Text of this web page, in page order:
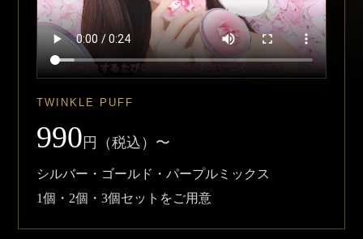
TWINKLE PUFF
990 円（税込）〜
シルバー・ゴールド・パープルミックス
1個・2個・3個セットをご用意